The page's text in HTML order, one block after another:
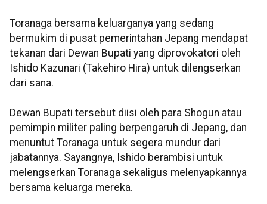
Toranaga bersama keluarganya yang sedang
bermukim di pusat pemerintahan Jepang mendapat
tekanan dari Dewan Bupati yang diprovokatori oleh
Ishido Kazunari (Takehiro Hira) untuk dilengserkan
dari sana.
Dewan Bupati tersebut diisi oleh para Shogun atau
pemimpin militer paling berpengaruh di Jepang, dan
menuntut Toranaga untuk segera mundur dari
jabatannya. Sayangnya, Ishido berambisi untuk
melengserkan Toranaga sekaligus melenyapkannya
bersama keluarga mereka.